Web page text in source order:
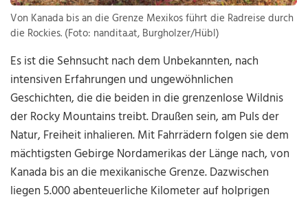
Von Kanada bis an die Grenze Mexikos führt die Radreise durch
die Rockies. (Foto: nandita.at, Burgholzer/Hübl)
Es ist die Sehnsucht nach dem Unbekannten, nach
intensiven Erfahrungen und ungewöhnlichen
Geschichten, die die beiden in die grenzenlose Wildnis
der Rocky Mountains treibt. Draußen sein, am Puls der
Natur, Freiheit inhalieren. Mit Fahrrädern folgen sie dem
mächtigsten Gebirge Nordamerikas der Länge nach, von
Kanada bis an die mexikanische Grenze. Dazwischen
liegen 5.000 abenteuerliche Kilometer auf holprigen